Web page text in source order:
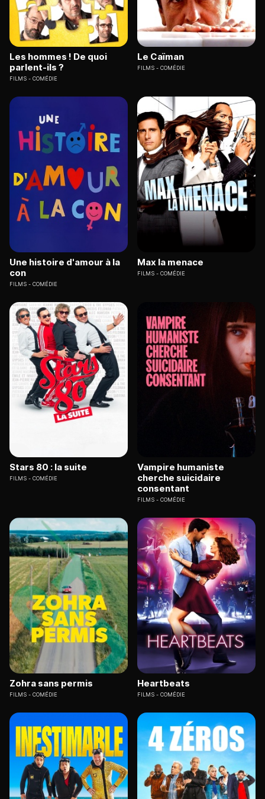
Les hommes ! De quoi
parlent-ils ?
FILMS COMÉDIE
Le Caïman
FILMS COMÉDIE
Une histoire d'amour à la
con
FILMS COMÉDIE
Max la menace
FILMS COMÉDIE
Stars 80 : la suite
FILMS COMÉDIE
Vampire humaniste
cherche suicidaire
consentant
FILMS COMÉDIE
Zohra sans permis
FILMS COMÉDIE
Heartbeats
FILMS COMÉDIE